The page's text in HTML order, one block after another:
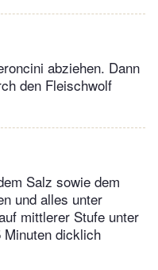
abziehen. Dann
den Fleischwolf
Salz sowie dem
und alles unter
mittlerer Stufe unter
Minuten dicklich